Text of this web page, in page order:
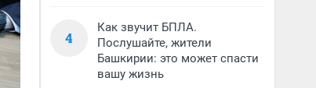
4
Как звучит БПЛА.
Послушайте, жители
Башкирии: это может спасти
вашу жизнь